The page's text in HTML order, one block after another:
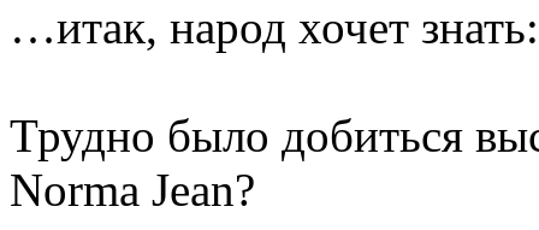
…итак, народ хочет знать:
Трудно было добиться
Norma Jean?